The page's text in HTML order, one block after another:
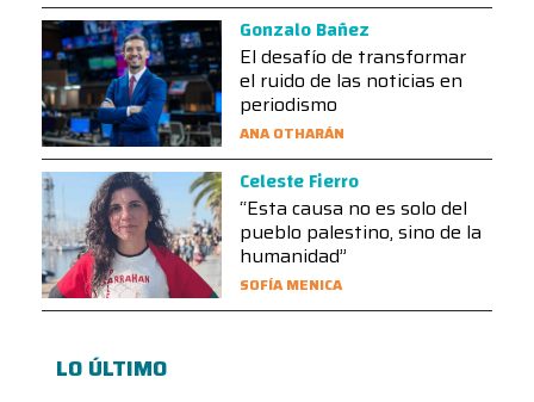
Gonzalo Bañez
El desafío de transformar
el ruido de las noticias en
periodismo
ANA OTHARÁN
Celeste Fierro
“Esta causa no es solo del
pueblo palestino, sino de la
humanidad”
SOFÍA MENICA
LO ÚLTIMO